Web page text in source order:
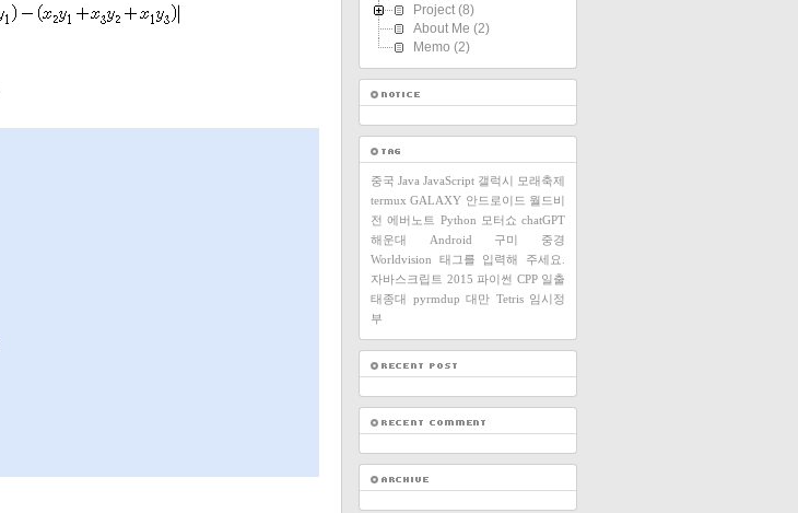
Project (8)
About Me (2)
Memo (2)
중국 Java JavaScript 갤럭시 모래축제
termux GALAXY 안드로이드 월드비
전 에버노트 Python 모터쇼 chatGPT
해운대
Android 구미
중경
Worldvision
태그를 입력해 주세요.
자바스크립트 2015 파이썬 CPP 일출
태종대 pyrmdup 대만 Tetris 임시정
부